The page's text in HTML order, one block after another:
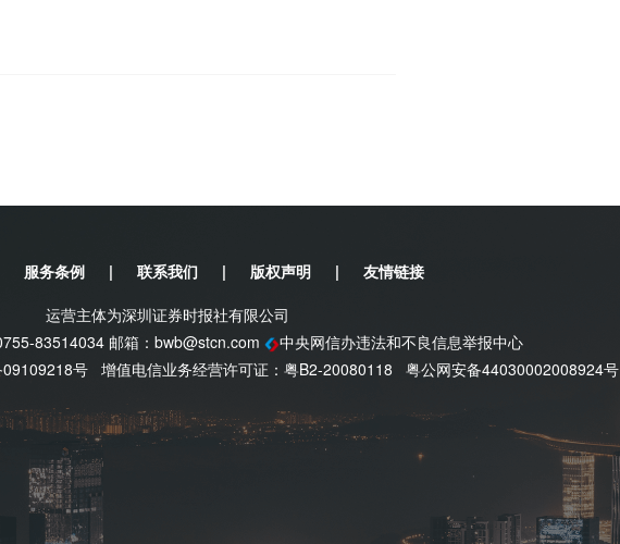
服务条例 | 联系我们 | 版权声明 |
友情链接
运营主体为深圳证券时报社有限公司
83514034 邮箱： bwb@stcn.com
中央网信办违法和不良信息举报中心
号 增值电信业务经营许可证：粤B2-20080118 粤公网安备44030002008924号